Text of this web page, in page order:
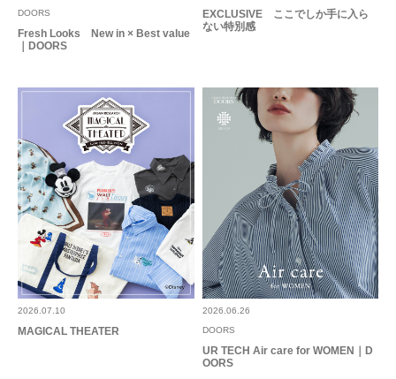
DOORS
Fresh Looks New in × Best value
｜DOORS
EXCLUSIVE ここでしか手に入ら
ない特別感
2026.07.10
MAGICAL THEATER
2026.06.26
DOORS
UR TECH Air care for WOMEN｜D
OORS